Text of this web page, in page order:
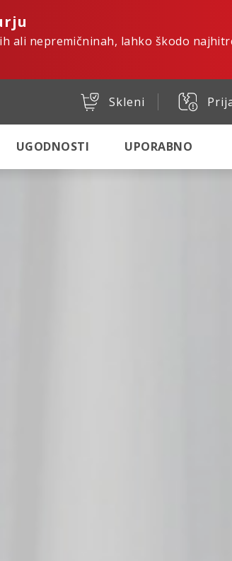
ali nepremičninah, lahko škodo
Skleni
UGODNOSTI UPORABNO